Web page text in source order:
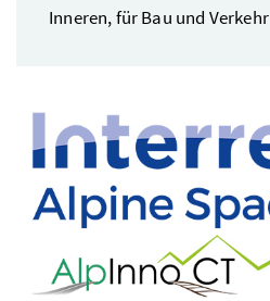
Inneren, für Bau und Verkehr